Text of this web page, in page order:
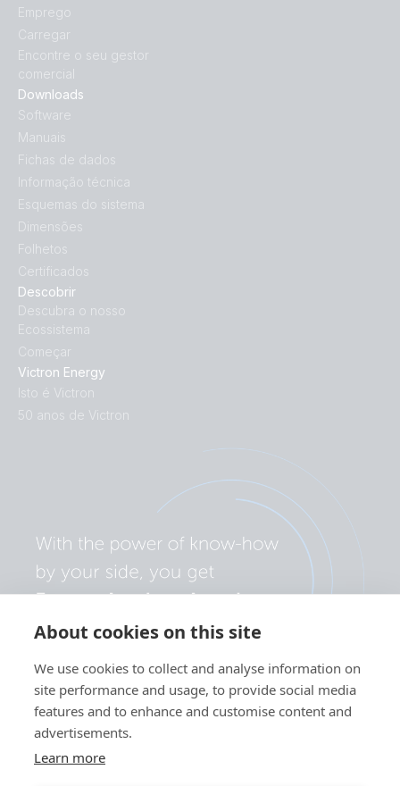
About cookies on this site
We use cookies to collect and analyse information on
site performance and usage, to provide social media
features and to enhance and customise content and
advertisements.
Learn more
Descobrir
Descubra o nosso
Ecossistema
Começar
Victron Energy
Isto é Victron
50 anos de Victron
Downloads
Software
Manuais
Fichas de dados
Informação técnica
Esquemas do sistema
Dimensões
Folhetos
Certificados
Emprego
Carregar
Encontre o seu gestor
comercial